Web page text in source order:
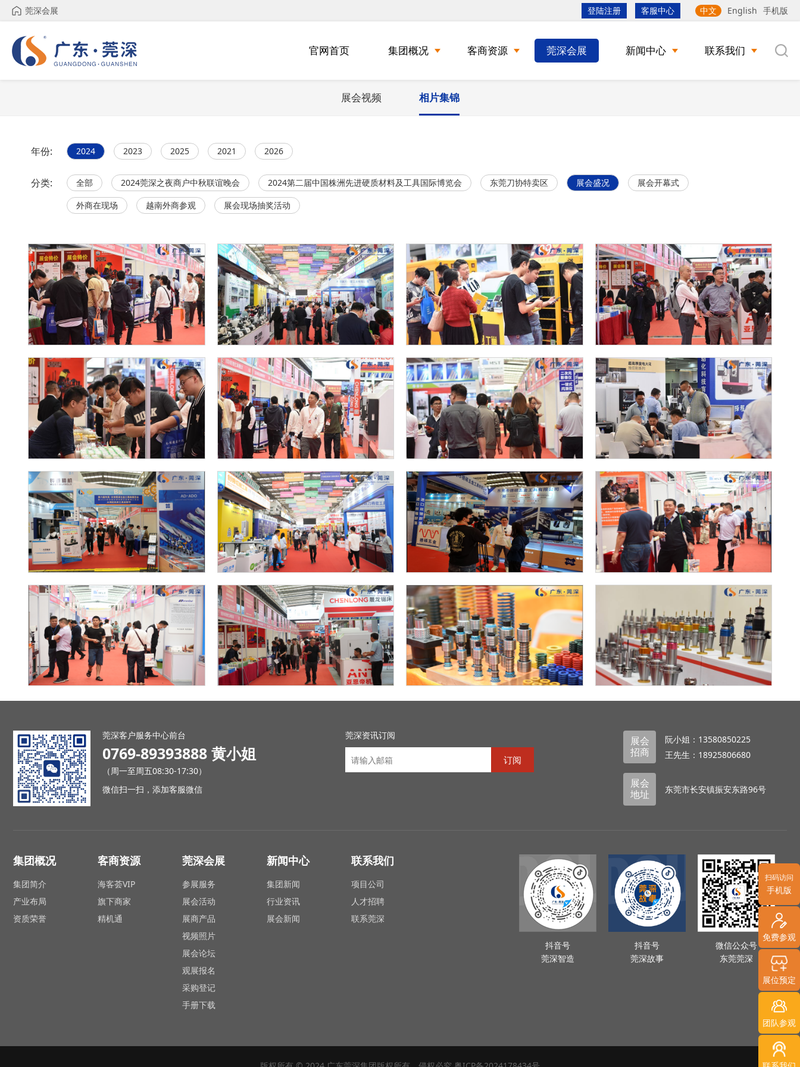
莞深会展 登陆注册 客服中心 中文 English 手机版
官网首页 集团概况 客商资源 莞深会展 新闻中心 联系我们
展会视频 相片集锦
年份: 2024 2023 2025 2021 2026
分类: 全部 2024莞深之夜商户中秋联谊晚会 2024第二届中国株洲先进硬质材料及工具国际博览会 东莞刀协特卖区 展会盛况
展会开幕式
外商在现场
越南外商参观 展会现场抽奖活动
莞深客户服务中心前台
0769-89393888 黄小姐
（周一至周五08:30-17:30）
微信扫一扫，添加客服微信
莞深资讯订阅
订阅
展会
招商
阮小姐：13580850225
王先生：18925806680
展会
地址
东莞市长安镇振安东路96号
集团概况
集团简介
产业布局
资质荣誉
客商资源
海客荟VIP
旗下商家
精机通
莞深会展
参展服务
展会活动
展商产品
视频照片
展会论坛
观展报名
采购登记
手册下载
新闻中心
集团新闻
行业资讯
展会新闻
联系我们
项目公司
人才招聘
联系莞深
抖音号
莞深智造
抖音号
莞深故事
微信公众号
东莞莞深
扫码访问
手机版
免费参观
展位预定
团队参观